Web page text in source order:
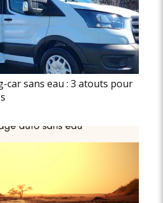
car sans eau : 3 atouts pour